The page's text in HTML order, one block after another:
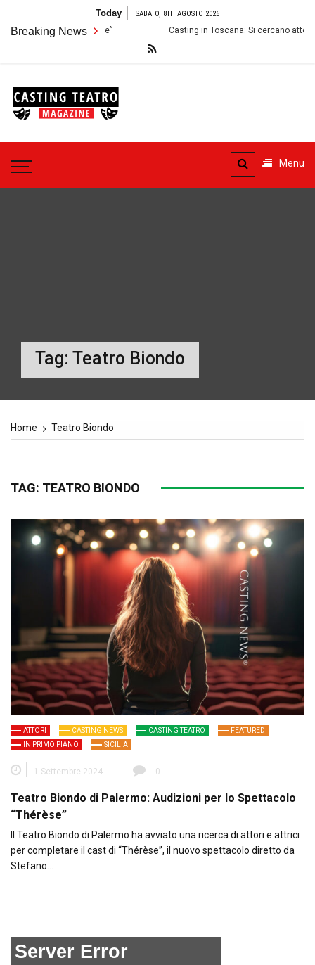
content
Today SABATO, 8TH AGOSTO 2026
Breaking News
lo Spettacolo “Thérèse” Casting in Toscana: Si cercano attori e
teatrali
Menu
Tag: Teatro Biondo
Home Teatro Biondo
TAG: TEATRO BIONDO
ATTORI CASTING NEWS CASTING TEATRO
FEATURED
IN PRIMO PIANO
SICILIA
1 Settembre 2024 0
Teatro Biondo di Palermo: Audizioni per lo Spettacolo
“Thérèse”
Il Teatro Biondo di Palermo ha avviato una ricerca di attori e attrici
per completare il cast di “Thérèse”, il nuovo spettacolo diretto da
Stefano…